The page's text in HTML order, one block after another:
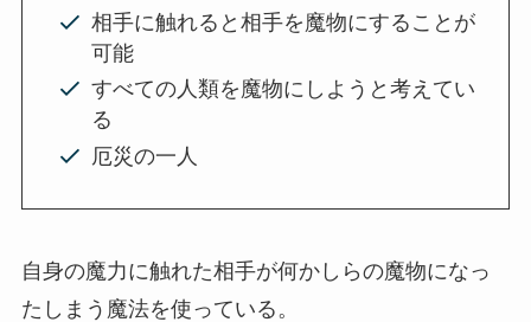
相手に触れると相手を魔物にすることが
可能
すべての人類を魔物にしようと考えてい
る
厄災の一人
自身の魔力に触れた相手が何かしらの魔物になっ
たしまう魔法を使っている。